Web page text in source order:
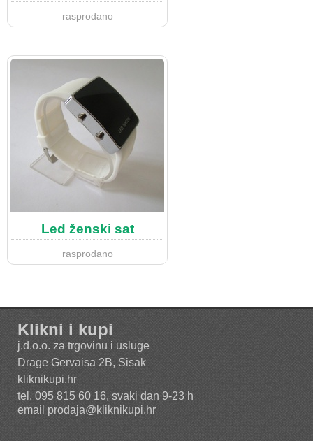
rasprodano
Led ženski sat
rasprodano
Klikni i kupi
j.d.o.o. za trgovinu i usluge
Drage Gervaisa 2B, Sisak
kliknikupi.hr
tel. 095 815 60 16, svaki dan 9-23 h
email prodaja@kliknikupi.hr